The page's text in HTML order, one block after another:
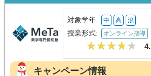
対象学年: 中 高 浪
授業形式: オンライン指導
キャンペーン情報